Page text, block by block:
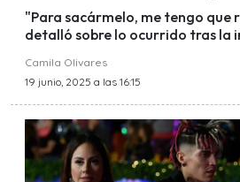
"Para sacármelo, me tengo que
detalló sobre lo ocurrido tras la
Camila Olivares
19 junio, 2025 a las 16:15